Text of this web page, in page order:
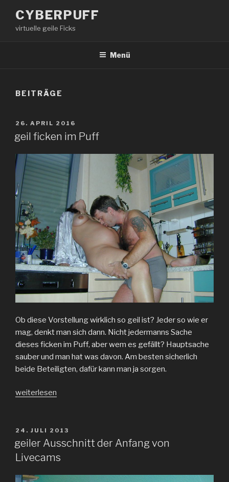
Inhalt
springen
CYBERPUFF
virtuelle geile Ficks
Menü
BEITRÄGE
VERÖFFENTLICHT
AM
26. APRIL 2016
geil ficken im Puff
Ob diese Vorstellung wirklich so geil ist? Jeder so wie er
mag, denkt man sich dann. Nicht jedermanns Sache
dieses ficken im Puff, aber wem es gefällt? Hauptsache
sauber und man hat was davon. Am besten sicherlich
beide Beteiligten, dafür kann man ja sorgen.
„geil
Puff“
weiterlesen
VERÖFFENTLICHT
AM
24. JULI 2013
geiler Ausschnitt der Anfang von
Livecams